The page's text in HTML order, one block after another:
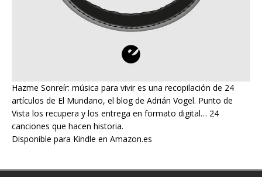
Hazme Sonreír: música para vivir es una recopilación de 24
artículos de El Mundano, el blog de Adrián Vogel. Punto de
Vista los recupera y los entrega en formato digital… 24
canciones que hacen historia.
Disponible para Kindle en Amazon.es